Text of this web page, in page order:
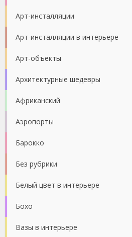
Арт-инсталляции
Арт-инсталляции в интерьере
Арт-объекты
Архитектурные шедевры
Африканский
Аэропорты
Барокко
Без рубрики
Белый цвет в интерьере
Бохо
Вазы в интерьере